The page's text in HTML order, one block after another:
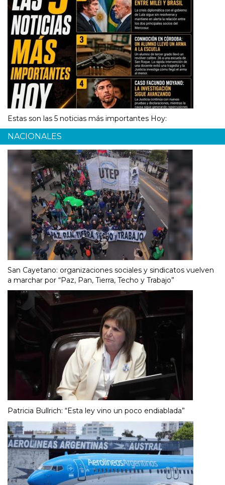
Estas son las 5 noticias más importantes Hoy:
NACIONALES
San Cayetano: organizaciones sociales y sindicatos vuelven
a marchar por “Paz, Pan, Tierra, Techo y Trabajo”
Patricia Bullrich: “Esta ley vino un poco endiablada”